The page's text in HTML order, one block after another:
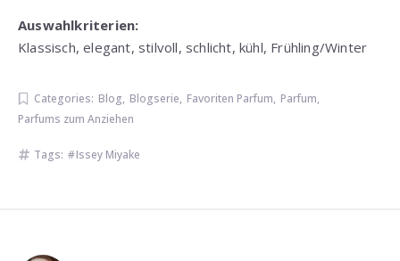
Auswahlkriterien:
Klassisch, elegant, stilvoll, schlicht, kühl, Frühling/Winter
Categories: Blog, Blogserie, Favoriten Parfum, Parfum,
Parfums zum Anziehen
Tags: Issey Miyake